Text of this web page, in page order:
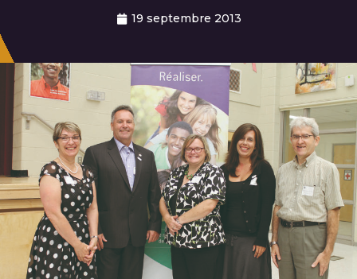
19 septembre 2013